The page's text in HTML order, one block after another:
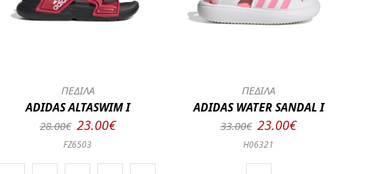
ΠΕΔΙΛΑ
ADIDAS ALTASWIM I
28.00€ 23.00€
FZ6503
ΠΕΔΙΛΑ
ADIDAS WATER SANDAL I
33.00€ 23.00€
H06321